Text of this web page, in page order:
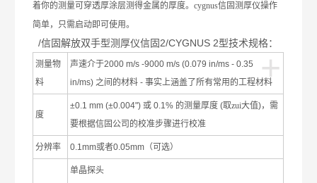
着你的测量可穿透厚涂层测得金属的厚度。cygnus信固测厚仪操作
简单， 只需启动即可使用。
/信固解放双手型测厚仪信固2/CYGNUS 2型技术规格：
+
测量物
料
声速介于2000 m/s -9000 m/s (0.079 in/ms - 0.35
in/ms) 之间的材料 -事实上涵盖了所有常用的工程材料
度
±0.1 mm (±0.004")或 0.1% 的测量厚度 (取zui大值)，需
要根据信固公司的校准步骤进行校准
分辨率 0.1mm或者0.05mm （可选）
单晶探头